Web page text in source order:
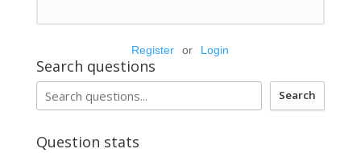
Register or Login
Search questions
Search
Question stats